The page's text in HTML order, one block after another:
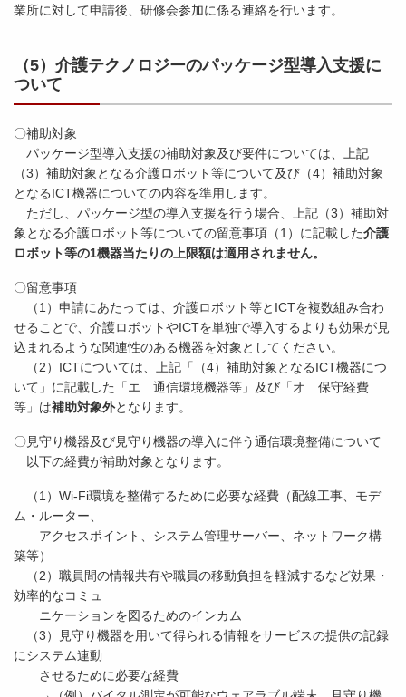
業所に対して申請後、研修会参加に係る連絡を行います。
（5）介護テクノロジーのパッケージ型導入支援に
ついて
〇補助対象
パッケージ型導入支援の補助対象及び要件については、上記
（3）補助対象となる介護ロボット等について及び（4）補助対象
となるICT機器についての内容を準用します。
ただし、パッケージ型の導入支援を行う場合、上記（3）補助対
象となる介護ロボット等についての留意事項（1）に記載した介護
ロボット等の1機器当たりの上限額は適用されません。
〇留意事項
（1）申請にあたっては、介護ロボット等とICTを複数組み合わ
せることで、介護ロボットやICTを単独で導入するよりも効果が見
込まれるような関連性のある機器を対象としてください。
（2）ICTについては、上記「（4）補助対象となるICT機器につ
いて」に記載した「エ 通信環境機器等」及び「オ 保守経費
等」は補助対象外となります。
〇見守り機器及び見守り機器の導入に伴う通信環境整備について
以下の経費が補助対象となります。
（1）Wi-Fi環境を整備するために必要な経費（配線工事、モデ
ム・ルーター、
アクセスポイント、システム管理サーバー、ネットワーク構
築等）
（2）職員間の情報共有や職員の移動負担を軽減するなど効果・
効率的なコミュ
ニケーションを図るためのインカム
（3）見守り機器を用いて得られる情報をサービスの提供の記録
にシステム連動
させるために必要な経費